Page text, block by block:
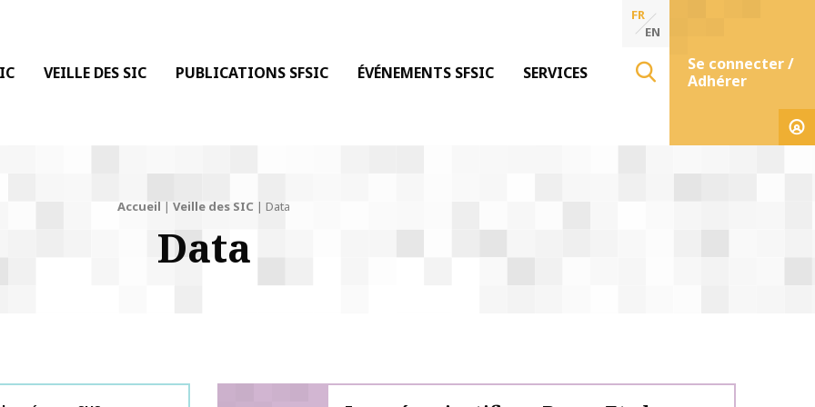
LA COMMUNICATION
VEILLE DES SIC PUBLICATIONS SFSIC ÉVÉNEMENTS SFSIC SERVICES
FR
EN
Se connecter /
Adhérer
Accueil | Veille des SIC | Data
Data